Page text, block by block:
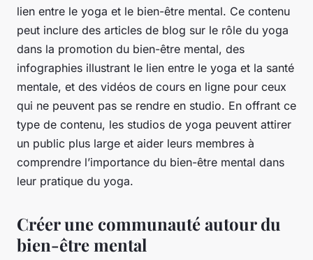
lien entre le yoga et le bien-être mental. Ce contenu
peut inclure des articles de blog sur le rôle du yoga
dans la promotion du bien-être mental, des
infographies illustrant le lien entre le yoga et la santé
mentale, et des vidéos de cours en ligne pour ceux
qui ne peuvent pas se rendre en studio. En offrant ce
type de contenu, les studios de yoga peuvent attirer
un public plus large et aider leurs membres à
comprendre l’importance du bien-être mental dans
leur pratique du yoga.
Créer une communauté autour du
bien-être mental